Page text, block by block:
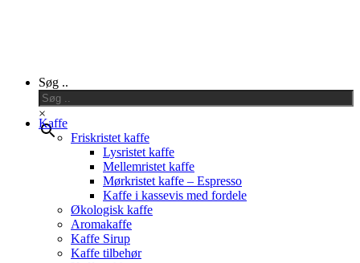
Menu
Søg ..
×
Kaffe
Friskristet kaffe
Lysristet kaffe
Mellemristet kaffe
Mørkristet kaffe – Espresso
Kaffe i kassevis med fordele
Økologisk kaffe
Aromakaffe
Kaffe Sirup
Kaffe tilbehør